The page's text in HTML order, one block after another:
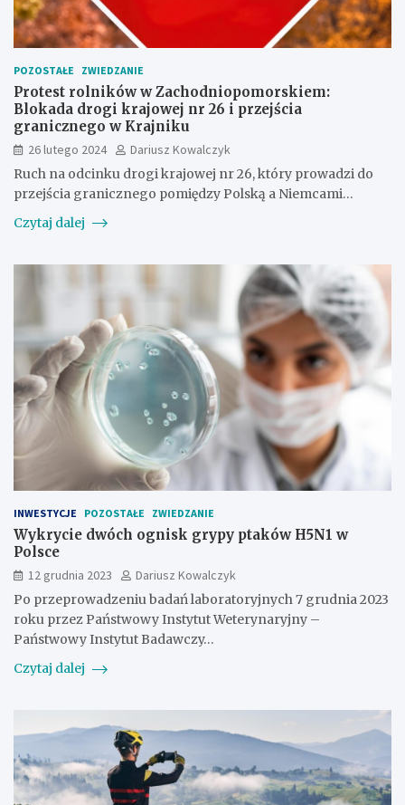
POZOSTAŁE ZWIEDZANIE
Protest rolników w Zachodniopomorskiem:
Blokada drogi krajowej nr 26 i przejścia
granicznego w Krajniku
26 lutego 2024
Dariusz Kowalczyk
Ruch na odcinku drogi krajowej nr 26, który prowadzi do
przejścia granicznego pomiędzy Polską a Niemcami…
Czytaj dalej
INWESTYCJE POZOSTAŁE ZWIEDZANIE
Wykrycie dwóch ognisk grypy ptaków H5N1 w
Polsce
12 grudnia 2023
Dariusz Kowalczyk
Po przeprowadzeniu badań laboratoryjnych 7 grudnia 2023
roku przez Państwowy Instytut Weterynaryjny –
Państwowy Instytut Badawczy…
Czytaj dalej